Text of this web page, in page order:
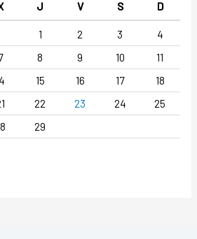
J V S D
1 2 3
4
8 9 10
11
15 16 17
18
22 23 24
25
29